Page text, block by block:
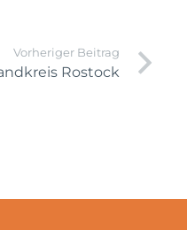
Vorheriger Beitrag
Rostock